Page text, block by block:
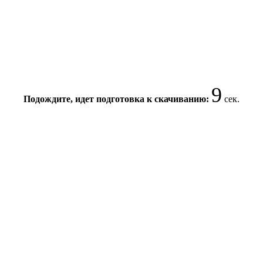
Подождите, идет подготовка к скачиванию: 8 сек.